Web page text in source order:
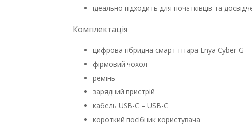
ідеально підходить для початківців та
Комплектація
цифрова гібридна смарт-гітара Enya Cyber-G
фірмовий чохол
ремінь
зарядний пристрій
кабель USB-C – USB-C
короткий посібник користувача